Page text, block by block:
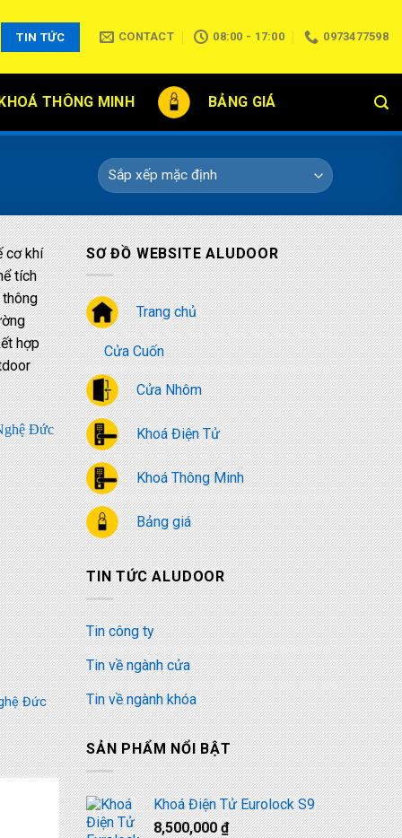
TIN TỨC CONTACT 08:00 - 17:00 0973477598
THÔNG MINH BẢNG GIÁ
cơ khí
tích
hợp
Đức
SƠ ĐỒ WEBSITE ALUDOOR
Trang chủ
Cửa Cuốn
Cửa Nhôm
Khoá Điện Tử
Khoá Thông Minh
Bảng giá
TIN TỨC ALUDOOR
Tin công ty
Tin về ngành cửa
Tin về ngành khóa
SẢN PHẨM NỔI BẬT
Khoá Điện Tử Eurolock S9
8,500,000₫